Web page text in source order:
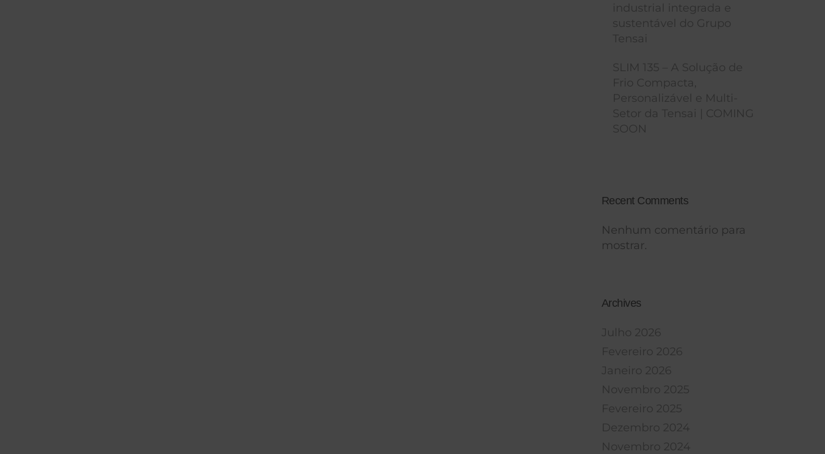
industrial integrada e
sustentável do Grupo
Tensai
SLIM 135 – A Solução de
Frio Compacta,
Personalizável e Multi-
Setor da Tensai | COMING
SOON
Recent Comments
Nenhum comentário para
mostrar.
Archives
Julho 2026
Fevereiro 2026
Janeiro 2026
Novembro 2025
Fevereiro 2025
Dezembro 2024
Novembro 2024